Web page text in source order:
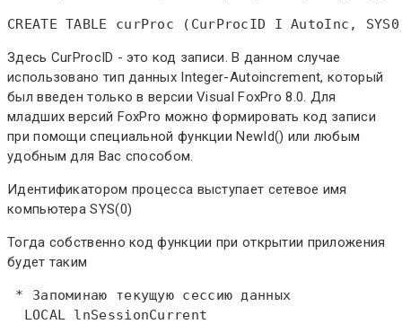
Здесь CurProcID - это код записи. В данном случае
использовано тип данных Integer-Autoincrement, который
был введен только в версии Visual FoxPro 8.0. Для
младших версий FoxPro можно формировать код записи
при помощи специальной функции NewId() или любым
удобным для Вас способом.
Идентификатором процесса выступает сетевое имя
компьютера SYS(0)
Тогда собственно код функции при открытии приложения
будет таким
* Запоминаю текущую сессию данных
LOCAL lnSessionCurrent